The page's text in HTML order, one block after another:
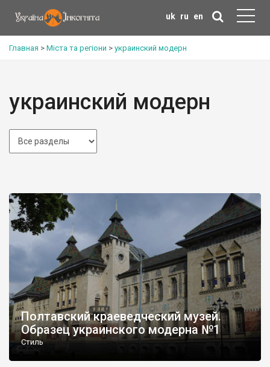
uk ru en
Главная > Міста та регіони > украинский модерн
украинский модерн
Полтавский краеведческий музей.
Образец украинского модерна №1
Стиль